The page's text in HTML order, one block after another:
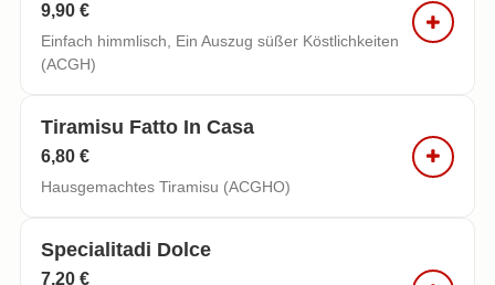
9,90 €
Einfach himmlisch, Ein Auszug süßer Köstlichkeiten
(ACGH)
Tiramisu Fatto In Casa
6,80 €
Hausgemachtes Tiramisu (ACGHO)
Specialitadi Dolce
7,20 €